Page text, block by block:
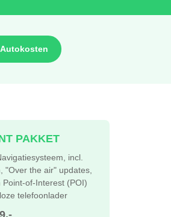
Autokosten
PAKKET
incl.
"Over the air" updates,
Point-of-Interest (POI)
telefoonlader